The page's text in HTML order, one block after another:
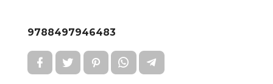
9788497946483